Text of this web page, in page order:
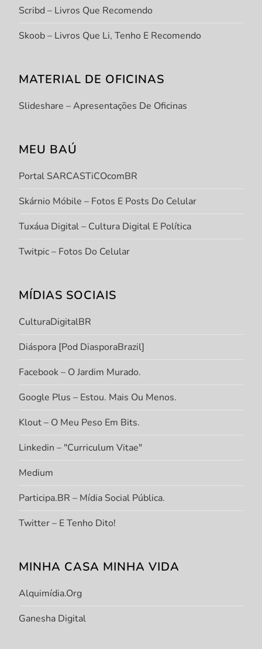
Scribd – Livros Que Recomendo
Skoob – Livros Que Li, Tenho E Recomendo
MATERIAL DE OFICINAS
Slideshare – Apresentações De Oficinas
MEU BAÚ
Portal SARCASTiCOcomBR
Skárnio Móbile – Fotos E Posts Do Celular
Tuxáua Digital – Cultura Digital E Política
Twitpic – Fotos Do Celular
MÍDIAS SOCIAIS
CulturaDigitalBR
Diáspora [Pod DiasporaBrazil]
Facebook – O Jardim Murado.
Google Plus – Estou. Mais Ou Menos.
Klout – O Meu Peso Em Bits.
Linkedin – "Curriculum Vitae"
Medium
Participa.BR – Mídia Social Pública.
Twitter – E Tenho Dito!
MINHA CASA MINHA VIDA
Alquimídia.org
Ganesha Digital